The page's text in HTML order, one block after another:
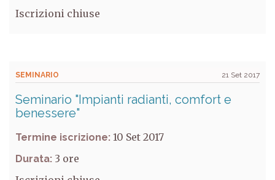
Iscrizioni chiuse
SEMINARIO 21 Set 2017
Seminario "Impianti radianti, comfort e
benessere"
Termine iscrizione: 10 Set 2017
Durata: 3